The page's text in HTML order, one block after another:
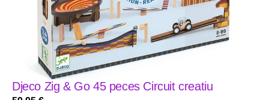
Djeco Zig & Go 45 peces Circuit creatiu